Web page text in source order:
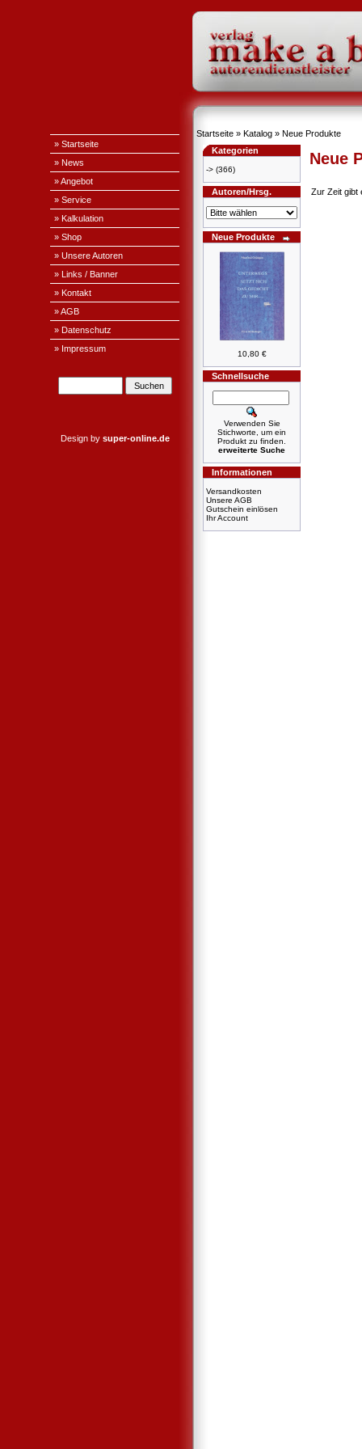
» Startseite
» News
» Angebot
» Service
» Kalkulation
» Shop
» Unsere Autoren
» Links / Banner
» Kontakt
» AGB
» Datenschutz
» Impressum
Design by super-online.de
Startseite » Katalog » Neue Produkte
Kategorien
-> (366)
Autoren/Hrsg.
Neue Produkte
10,80 €
Schnellsuche
Verwenden Sie
Stichworte, um ein
Produkt zu finden.
erweiterte Suche
Informationen
Versandkosten
Unsere AGB
Gutschein einlösen
Ihr Account
Neue
Zur Zeit gibt